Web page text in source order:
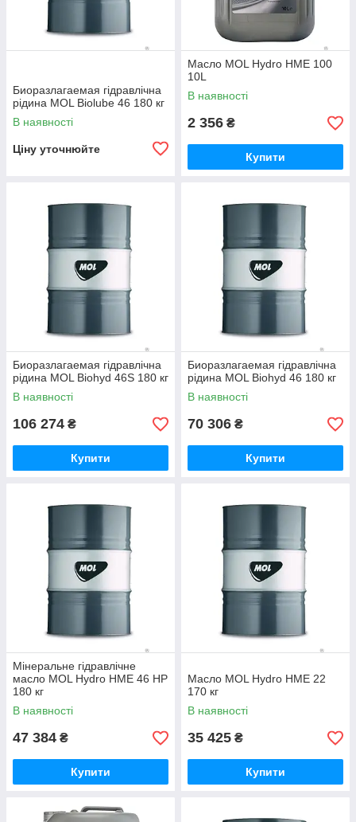
Биоразлагаемая гідравлічна
рідина MOL Biolube 46 180 кг
В наявності
Ціну уточнюйте
Масло MOL Hydro HME 100
10L
В наявності
2 356 ₴
Купити
Биоразлагаемая гідравлічна
рідина MOL Biohyd 46S 180 кг
В наявності
106 274 ₴
Купити
Биоразлагаемая гідравлічна
рідина MOL Biohyd 46 180 кг
В наявності
70 306 ₴
Купити
Мінеральне гідравлічне
масло MOL Hydro HME 46 HP
180 кг
В наявності
47 384 ₴
Купити
Масло MOL Hydro HME 22
170 кг
В наявності
35 425 ₴
Купити